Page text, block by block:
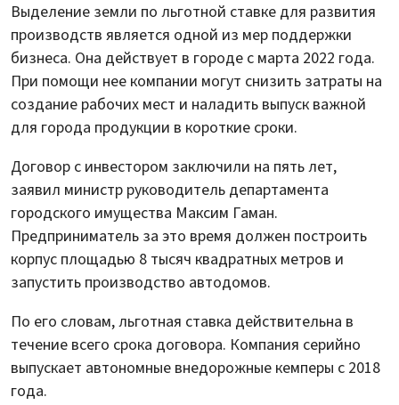
Выделение земли по льготной ставке для развития
производств является одной из мер поддержки
бизнеса. Она действует в городе с марта 2022 года.
При помощи нее компании могут снизить затраты на
создание рабочих мест и наладить выпуск важной
для города продукции в короткие сроки.
Договор с инвестором заключили на пять лет,
заявил министр руководитель департамента
городского имущества Максим Гаман.
Предприниматель за это время должен построить
корпус площадью 8 тысяч квадратных метров и
запустить производство автодомов.
По его словам, льготная ставка действительна в
течение всего срока договора. Компания серийно
выпускает автономные внедорожные кемперы с 2018
года.